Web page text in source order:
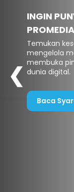
INGIN
Temukan
mengelola
membuka
dunia digital.
Baca
❮